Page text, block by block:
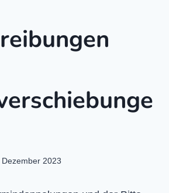
Dezember 2023